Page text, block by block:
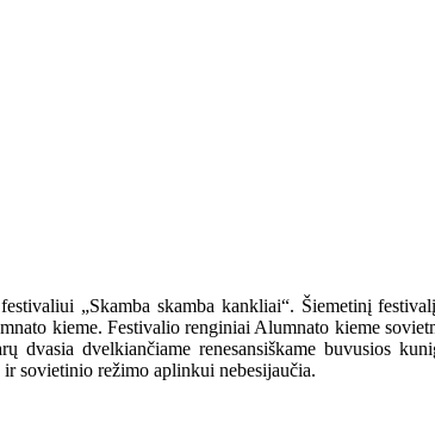
„Skamba skamba kankliai“. Šiemetinį
kieme. Festivalio renginiai Alumnato kieme
dvasia dvelkiančiame renesansiškame buvusios
sovietinio režimo aplinkui nebesijaučia.